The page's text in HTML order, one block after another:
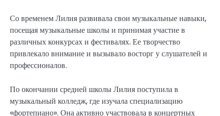
Со временем Лилия развивала свои музыкальные навыки,
посещая музыкальные школы и принимая участие в
различных конкурсах и фестивалях. Ее творчество
привлекало внимание и вызывало восторг у слушателей и
профессионалов.
По окончании средней школы Лилия поступила в
музыкальный колледж, где изучала специализацию
«фортепиано». Она активно участвовала в концертных